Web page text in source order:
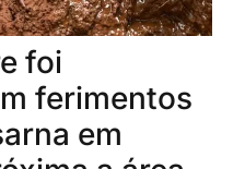
foi
ferimentos
em